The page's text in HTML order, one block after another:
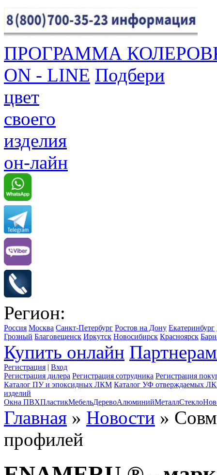
ПРОГРАММА
ON - LINE Подбери
цвет
своего
изделия
он-лайн
Регион:
Россия Москва Санкт-Петербург Ростов на Дону Екатеринбург
Грозный Благовещенск Иркутск Новосибирск Красноярск
Купить онлайн Партнерам
Регистрация | Вход
Регистрация дилера Регистрация сотрудника Регистрация
Каталог ПУ и эпоксидных ЛКМ Каталог УФ отверждаемых
изделий
Окна ПВХПластикМебельДеревоАлюминийМеталлСтекло
Главная » Новости »
профилей